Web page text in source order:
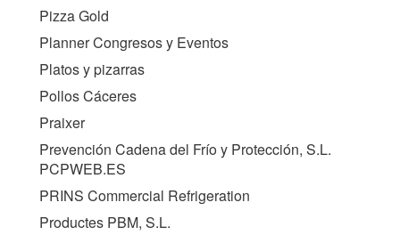
Pizza Gold
Planner Congresos y Eventos
Platos y pizarras
Pollos Cáceres
Praixer
Prevención Cadena del Frío y Protección, S.L.
PCPWEB.ES
PRINS Commercial Refrigeration
Productes PBM, S.L.